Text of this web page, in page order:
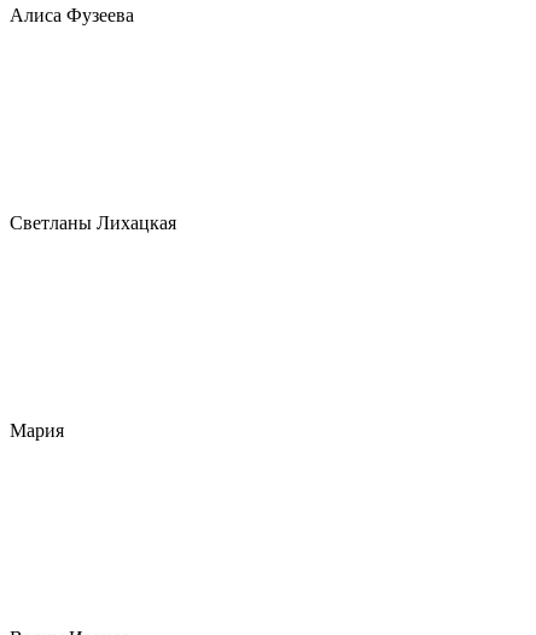
Алиса Фузеева
Светланы Лихацкая
Мария